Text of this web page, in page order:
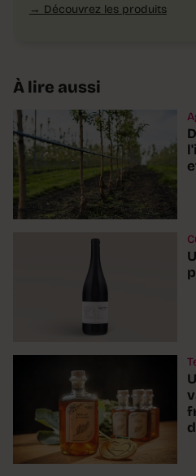
Découvrez les produits
À lire aussi